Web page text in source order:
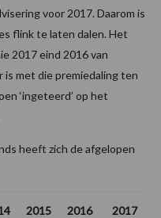
voor 2017. Daarom is
flink te laten dalen. Het
2017 eind 2016 van
is met die premiedaling ten
‘ingeteerd’ op het
heeft zich de afgelopen
2015 2016 2017